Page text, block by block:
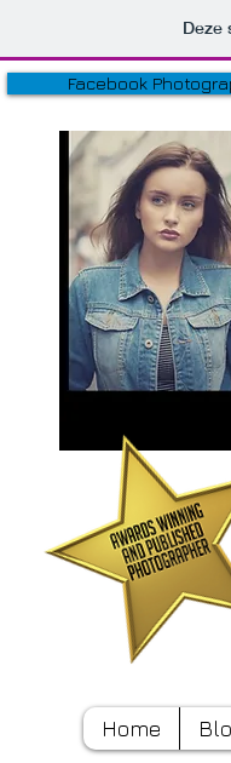
Deze
Facebook
Home